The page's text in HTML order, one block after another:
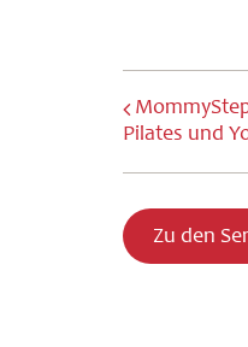
Pilates und
Zu den